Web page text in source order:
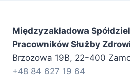
Międzyzakładowa
Pracowników Służby
Brzozowa 19B, 22-400
+48 84 627 19 64